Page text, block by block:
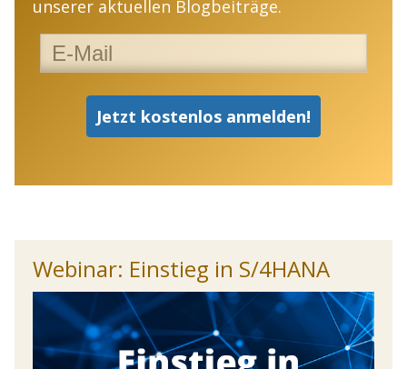
unserer aktuellen Blogbeiträge.
Webinar: Einstieg in S/4HANA